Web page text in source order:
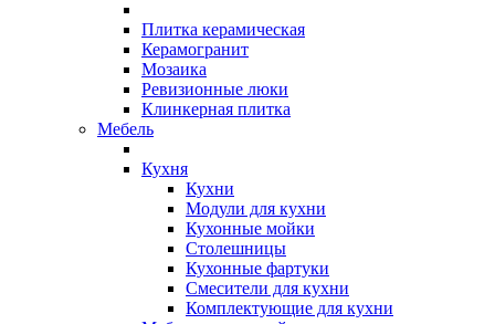
Плитка керамическая
Керамогранит
Мозаика
Ревизионные люки
Клинкерная плитка
Мебель
Кухня
Кухни
Модули для кухни
Кухонные мойки
Столешницы
Кухонные фартуки
Смесители для кухни
Комплектующие для кухни